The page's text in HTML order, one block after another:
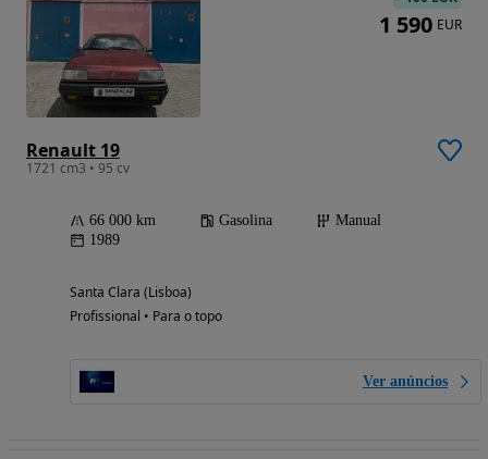
Renault 19
1721 cm3 • 95 cv
66 000 km Gasolina
Manual
1989
Santa Clara (Lisboa)
Profissional • Para o topo
Ver anúncios
1 590 EUR